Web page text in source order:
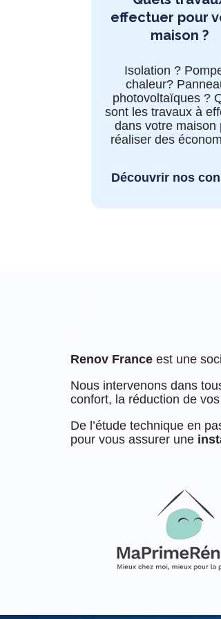
effectuer pour
maison ?
Isolation ?
chaleur?
photovoltaïques ?
sont les travaux à
dans votre maison
réaliser des
Découvrir nos
Renov France est une
Nous intervenons dans
confort, la réduction de
De l’étude technique en
pour vous assurer une